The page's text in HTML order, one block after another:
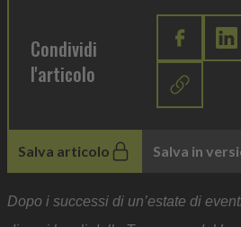
Condividi
l'articolo
Salva articolo Salva in
Dopo i successi di un’estate di